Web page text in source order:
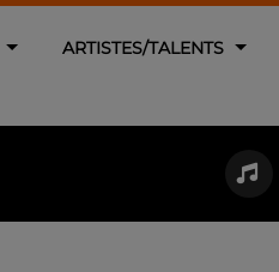
ARTISTES/TALENTS